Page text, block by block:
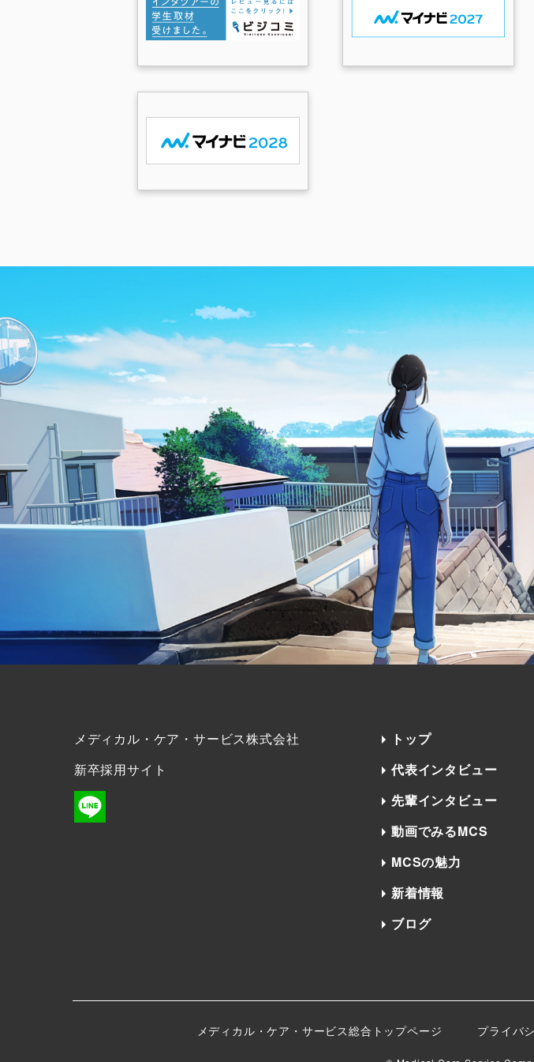
メディカル・ケア・サービス株式会社
新卒採用サイト
トップ
代表インタビュー
先輩インタビュー
動画でみるMCS
MCSの魅力
新着情報
ブログ
メディカル・ケア・サービス総合トップページ プライバ